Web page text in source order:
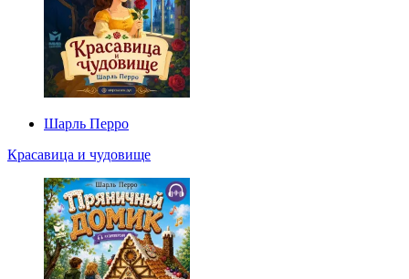
Шарль Перро
Красавица и чудовище